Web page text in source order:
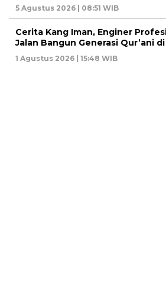
5 Agustus 2026 | 08:51 WIB
Cerita Kang Iman, Enginer
Jalan Bangun Generasi Qur’ani
1 Agustus 2026 | 15:48 WIB